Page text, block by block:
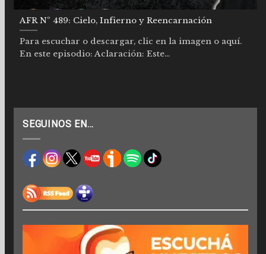
AFR Nº 489: Cielo, Infierno y Reencarnación
Para escuchar o descargar, clic en la imagen o aquí.
En este episodio: Aclaración: Este...
SEGUINOS EN…